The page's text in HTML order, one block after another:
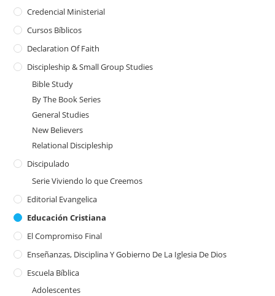
Credencial Ministerial
Cursos Bíblicos
Declaration Of Faith
Discipleship & Small Group Studies
Bible Study
By The Book Series
General Studies
New Believers
Relational Discipleship
Discipulado
Serie Viviendo lo que Creemos
Editorial Evangelica
Educación Cristiana
El Compromiso Final
Enseñanzas, Disciplina Y Gobierno De La Iglesia De Dios
Escuela Bíblica
Adolescentes